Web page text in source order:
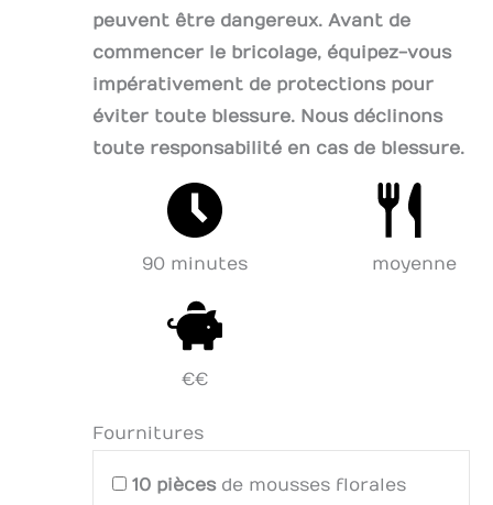
peuvent être dangereux. Avant de
commencer le bricolage, équipez-vous
impérativement de protections pour
éviter toute blessure. Nous déclinons
toute responsabilité en cas de blessure.
90 minutes moyenne
€€
Fournitures
10 piècesde mousses florales